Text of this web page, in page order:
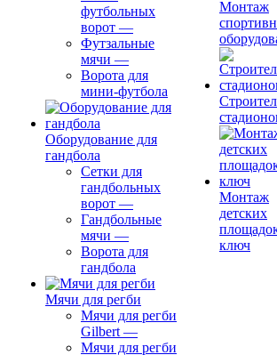
футбольных
ворот —
Футзальные
мячи —
Ворота для
мини-футбола
Оборудование для
гандбола
Сетки для
гандбольных
ворот —
Гандбольные
мячи —
Ворота для
гандбола
Мячи для регби
Мячи для регби
Gilbert —
Мячи для регби
Монтаж
Монтаж
детских
ключ